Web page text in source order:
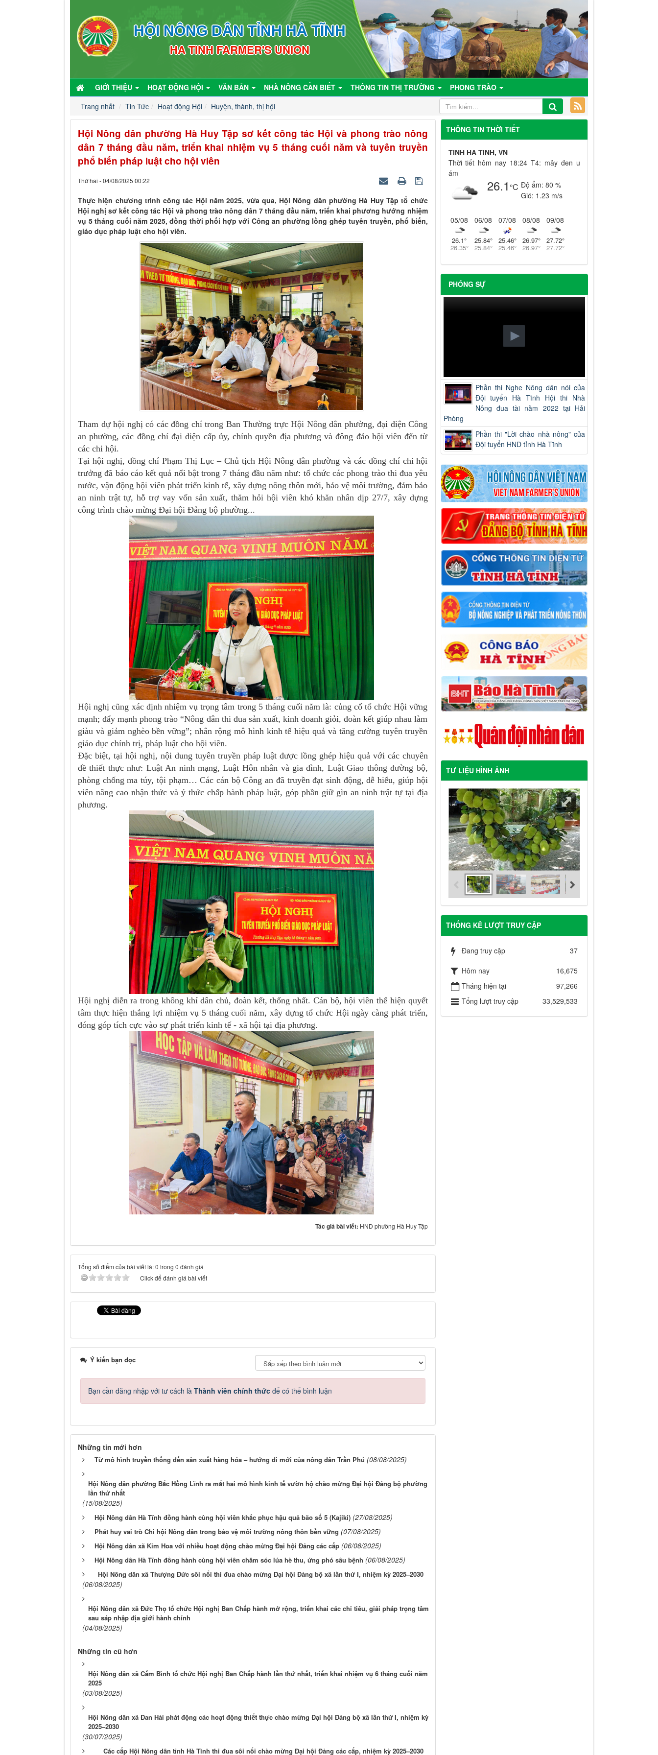
HỘI NÔNG DÂN TỈNH HÀ TĨNH
HA TINH FARMER'S UNION
GIỚI THIỆU HOẠT ĐỘNG HỘI VĂN BẢN NHÀ NÔNG CẦN BIẾT THÔNG TIN THỊ TRƯỜNG
PHONG TRÀO
Trang nhất
Tin Tức Hoạt động Hội Huyện, thành, thị hội
Hội Nông dân phường Hà Huy Tập sơ kết công tác Hội và phong trào nông
dân 7 tháng đầu năm, triển khai nhiệm vụ 5 tháng cuối năm và tuyên truyền
phổ biến pháp luật cho hội viên
Thứ hai - 04/08/2025 00:22
Thực hiện chương trình công tác Hội năm 2025, vừa qua, Hội Nông dân phường Hà Huy Tập tổ chức
Hội nghị sơ kết công tác Hội và phong trào nông dân 7 tháng đầu năm, triển khai phương hướng nhiệm
vụ 5 tháng cuối năm 2025, đồng thời phối hợp với Công an phường lồng ghép tuyên truyền, phổ biến,
giáo dục pháp luật cho hội viên.
Tham dự hội nghị có các đồng chí trong Ban Thường trực Hội Nông dân phường, đại diện Công
an phường, các đồng chí đại diện cấp ủy, chính quyền địa phương và đông đảo hội viên đến từ
các chi hội.
Tại hội nghị, đồng chí Phạm Thị Lục – Chủ tịch Hội Nông dân phường và các đồng chí chi hội
trưởng đã báo cáo kết quả nổi bật trong 7 tháng đầu năm như: tổ chức các phong trào thi đua yêu
nước, vận động hội viên phát triển kinh tế, xây dựng nông thôn mới, bảo vệ môi trường, đảm bảo
an ninh trật tự, hỗ trợ vay vốn sản xuất, thăm hỏi hội viên khó khăn nhân dịp 27/7, xây dựng
công trình chào mừng Đại hội Đảng bộ phường...
Hội nghị cũng xác định nhiệm vụ trọng tâm trong 5 tháng cuối năm là: củng cố tổ chức Hội vững
mạnh; đẩy mạnh phong trào “Nông dân thi đua sản xuất, kinh doanh giỏi, đoàn kết giúp nhau làm
giàu và giảm nghèo bền vững”; nhân rộng mô hình kinh tế hiệu quả và tăng cường tuyên truyền
giáo dục chính trị, pháp luật cho hội viên.
Đặc biệt, tại hội nghị, nội dung tuyên truyền pháp luật được lồng ghép hiệu quả với các chuyên
đề thiết thực như: Luật An ninh mạng, Luật Hôn nhân và gia đình, Luật Giao thông đường bộ,
phòng chống ma túy, tội phạm… Các cán bộ Công an đã truyền đạt sinh động, dễ hiểu, giúp hội
viên nâng cao nhận thức và ý thức chấp hành pháp luật, góp phần giữ gìn an ninh trật tự tại địa
phương.
Hội nghị diễn ra trong không khí dân chủ, đoàn kết, thống nhất. Cán bộ, hội viên thể hiện quyết
tâm thực hiện thắng lợi nhiệm vụ 5 tháng cuối năm, xây dựng tổ chức Hội ngày càng phát triển,
đóng góp tích cực vào sự phát triển kinh tế - xã hội tại địa phương.
Tác giả bài viết: HND phường Hà Huy Tập
Tổng số điểm của bài viết là: 0 trong 0 đánh giá
Click để đánh giá bài viết
Ý kiến bạn đọc
Bạn cần đăng nhập với tư cách là Thành viên chính thức để có thể bình luận
Những tin mới hơn
Từ mô hình truyền thống đến sản xuất hàng hóa – hướng đi mới của nông dân Trần Phú (08/08/2025)
Hội Nông dân phường Bắc Hồng Lĩnh ra mắt hai mô hình kinh tế vườn hộ chào mừng Đại hội Đảng bộ phường
lần thứ nhất
(15/08/2025)
Hội Nông dân Hà Tĩnh đồng hành cùng hội viên khắc phục hậu quả bão số 5 (Kajiki) (27/08/2025)
Phát huy vai trò Chi hội Nông dân trong bảo vệ môi trường nông thôn bền vững (07/08/2025)
Hội Nông dân xã Kim Hoa với nhiều hoạt động chào mừng Đại hội Đảng các cấp (06/08/2025)
Hội Nông dân Hà Tĩnh đồng hành cùng hội viên chăm sóc lúa hè thu, ứng phó sâu bệnh (06/08/2025)
Hội Nông dân xã Thượng Đức sôi nổi thi đua chào mừng Đại hội Đảng bộ xã lần thứ I, nhiệm kỳ 2025–2030
(06/08/2025)
Hội Nông dân xã Đức Thọ tổ chức Hội nghị Ban Chấp hành mở rộng, triển khai các chỉ tiêu, giải pháp trọng tâm
sau sáp nhập địa giới hành chính
(04/08/2025)
Những tin cũ hơn
Hội Nông dân xã Cẩm Bình tổ chức Hội nghị Ban Chấp hành lần thứ nhất, triển khai nhiệm vụ 6 tháng cuối năm
2025
(03/08/2025)
Hội Nông dân xã Đan Hải phát động các hoạt động thiết thực chào mừng Đại hội Đảng bộ xã lần thứ I, nhiệm kỳ
2025–2030
(30/07/2025)
Các cấp Hội Nông dân tỉnh Hà Tĩnh thi đua sôi nổi chào mừng Đại hội Đảng các cấp, nhiệm kỳ 2025–2030
THÔNG TIN THỜI TIẾT
TINH HA TINH, VN
Thời tiết hôm nay 18:24 T4: mây đen u
ám
26.1 °C Độ ẩm: 80 %
Gió: 1.23 m/s
05/08
26.1°
26.35°
06/08
25.84°
25.84°
07/08
25.46°
25.46°
08/08
26.97°
26.97°
09/08
27.72°
27.72°
PHÓNG SỰ
Phần thi Nghe Nông dân nói của
Đội tuyển Hà Tĩnh Hội thi Nhà
Nông đua tài năm 2022 tại Hải
Phòng
Phần thi "Lời chào nhà nông" của
Đội tuyển HND tỉnh Hà Tĩnh
TƯ LIỆU HÌNH ẢNH
THỐNG KÊ LƯỢT TRUY CẬP
Đang truy cập 37
Hôm nay
16,675
Tháng hiện tại
97,266
Tổng lượt truy cập
33,529,533